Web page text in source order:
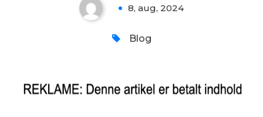
8, aug, 2024
Blog